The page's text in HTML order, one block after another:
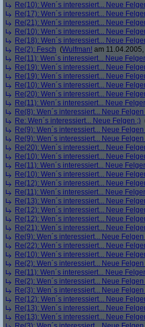
Re(10): Wen´s interessiert... Neue
Re(17): Wen´s interessiert... Neue
Re(21): Wen´s interessiert... Neue
Re(10): Wen´s interessiert... Neue
Re(18): Wen´s interessiert... Neue
Re(2): Fesch (Wulfman! am
Re(11): Wen´s interessiert... Neue
Re(19): Wen´s interessiert... Neue
Re(19): Wen´s interessiert... Neue
Re(10): Wen´s interessiert... Neue
Re(20): Wen´s interessiert... Neue
Re(11): Wen´s interessiert... Neue
Re(8): Wen´s interessiert... Neue Felgen
Re: Wen´s interessiert... Neue Felgen ;)
Re(9): Wen´s interessiert... Neue Felgen
Re(9): Wen´s interessiert... Neue Felgen
Re(20): Wen´s interessiert... Neue
Re(10): Wen´s interessiert... Neue
Re(11): Wen´s interessiert... Neue
Re(10): Wen´s interessiert... Neue
Re(12): Wen´s interessiert... Neue
Re(11): Wen´s interessiert... Neue
Re(13): Wen´s interessiert... Neue
Re(12): Wen´s interessiert... Neue
Re(12): Wen´s interessiert... Neue
Re(21): Wen´s interessiert... Neue
Re(9): Wen´s interessiert... Neue Felgen
Re(22): Wen´s interessiert... Neue
Re(10): Wen´s interessiert... Neue
Re(2): Wen´s interessiert... Neue Felgen
Re(11): Wen´s interessiert... Neue
Re(2): Wen´s interessiert... Neue Felgen
Re(3): Wen´s interessiert... Neue Felgen
Re(12): Wen´s interessiert... Neue
Re(13): Wen´s interessiert... Neue
Re(13): Wen´s interessiert... Neue